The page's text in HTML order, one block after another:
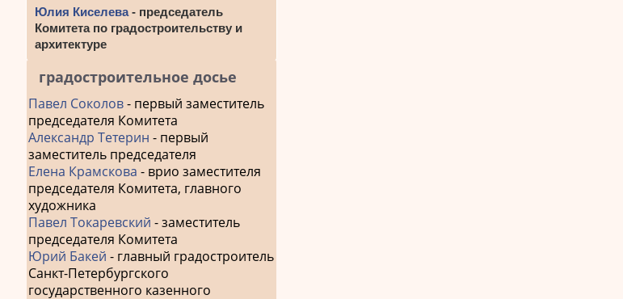
Юлия Киселева- председатель
Комитета по градостроительству и
архитектуре
градостроительное досье
Павел Соколов- первый заместитель
председателя Комитета
Александр Тетерин - первый
заместитель председателя
Елена Крамскова - врио заместителя
председателя Комитета, главного
художника
Павел Токаревский - заместитель
председателя Комитета
Юрий Бакей - главный градостроитель
Санкт-Петербургского
государственного казенного